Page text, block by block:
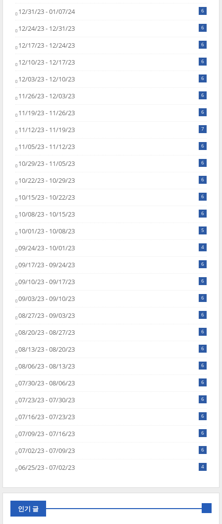
12/31/23 - 01/07/24 6
12/24/23 - 12/31/23 6
12/17/23 - 12/24/23 6
12/10/23 - 12/17/23 6
12/03/23 - 12/10/23 6
11/26/23 - 12/03/23 6
11/19/23 - 11/26/23 6
11/12/23 - 11/19/23 7
11/05/23 - 11/12/23 6
10/29/23 - 11/05/23 6
10/22/23 - 10/29/23 6
10/15/23 - 10/22/23 6
10/08/23 - 10/15/23 6
10/01/23 - 10/08/23 5
09/24/23 - 10/01/23 4
09/17/23 - 09/24/23 6
09/10/23 - 09/17/23 6
09/03/23 - 09/10/23 6
08/27/23 - 09/03/23 6
08/20/23 - 08/27/23 6
08/13/23 - 08/20/23 6
08/06/23 - 08/13/23 6
07/30/23 - 08/06/23 6
07/23/23 - 07/30/23 6
07/16/23 - 07/23/23 6
07/09/23 - 07/16/23 6
07/02/23 - 07/09/23 6
06/25/23 - 07/02/23 4
인기 글